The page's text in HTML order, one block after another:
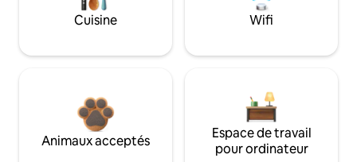
Cuisine Wifi
Animaux acceptés
Espace de travail
pour ordinateur